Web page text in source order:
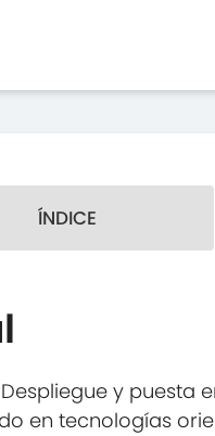
ÍNDICE
y puesta
en tecnologías